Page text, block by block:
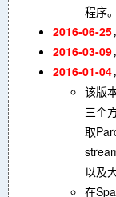
程序。
2016-06-25
2016-03-09
2016-01-04
该版
三个
取
以及
在